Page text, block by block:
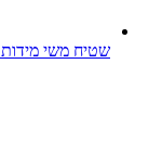
שטיח משי מידות 370X270